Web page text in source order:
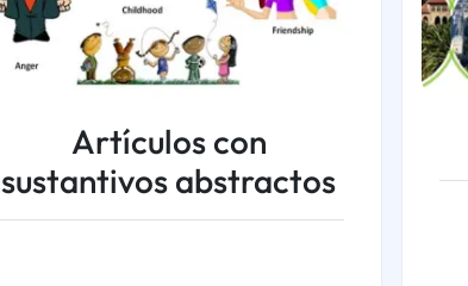
Artículos con
sustantivos abstractos